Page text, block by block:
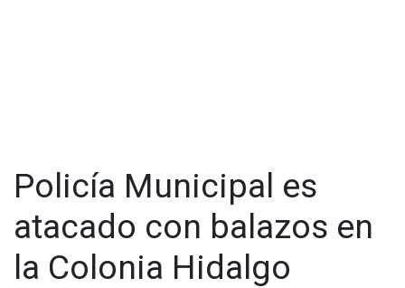
Policía Municipal es
atacado con balazos en
la Colonia Hidalgo